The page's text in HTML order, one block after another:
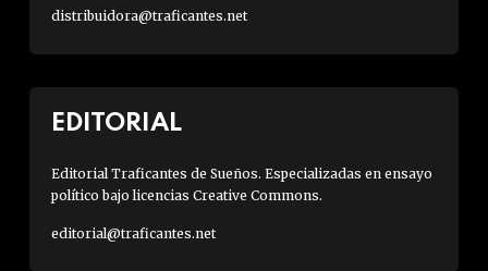
distribuidora@traficantes.net
EDITORIAL
Editorial Traficantes de Sueños. Especializadas en ensayo
político bajo licencias Creative Commons.
editorial@traficantes.net